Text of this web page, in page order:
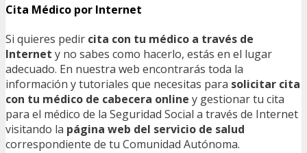
Cita Médico por Internet
Si quieres pedir cita con tu médico a través de
Internet y no sabes como hacerlo, estás en el lugar
adecuado. En nuestra web encontrarás toda la
información y tutoriales que necesitas para solicitar cita
con tu médico de cabecera online y gestionar tu cita
para el médico de la Seguridad Social a través de Internet
visitando la página web del servicio de salud
correspondiente de tu Comunidad Autónoma.